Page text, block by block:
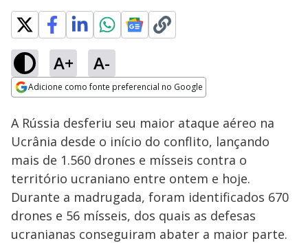
A+ A-
Adicione como fonte preferencial no Google
Ativar
Loaded:
17.47%
A Rússia desferiu seu maior ataque aéreo na
Ucrânia desde o início do conflito, lançando
mais de 1.560 drones e mísseis contra o
território ucraniano entre ontem e hoje.
Durante a madrugada, foram identificados 670
drones e 56 mísseis, dos quais as defesas
ucranianas conseguiram abater a maior parte.